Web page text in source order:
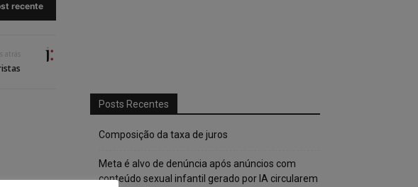
recente
atrás
Posts Recentes
Composição da taxa de juros
Meta é alvo de denúncia após anúncios com
conteúdo sexual infantil gerado por IA circularem